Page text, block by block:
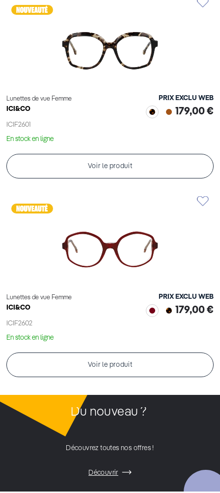
Lunettes de vue Femme
ICI&CO
ICIF2601
PRIX EXCLU WEB
179,00 €
En stock en ligne
Voir le produit
Lunettes de vue Femme
ICI&CO
ICIF2602
PRIX EXCLU WEB
179,00 €
En stock en ligne
Voir le produit
Du nouveau ?
Découvrez toutes nos offres !
Découvrir